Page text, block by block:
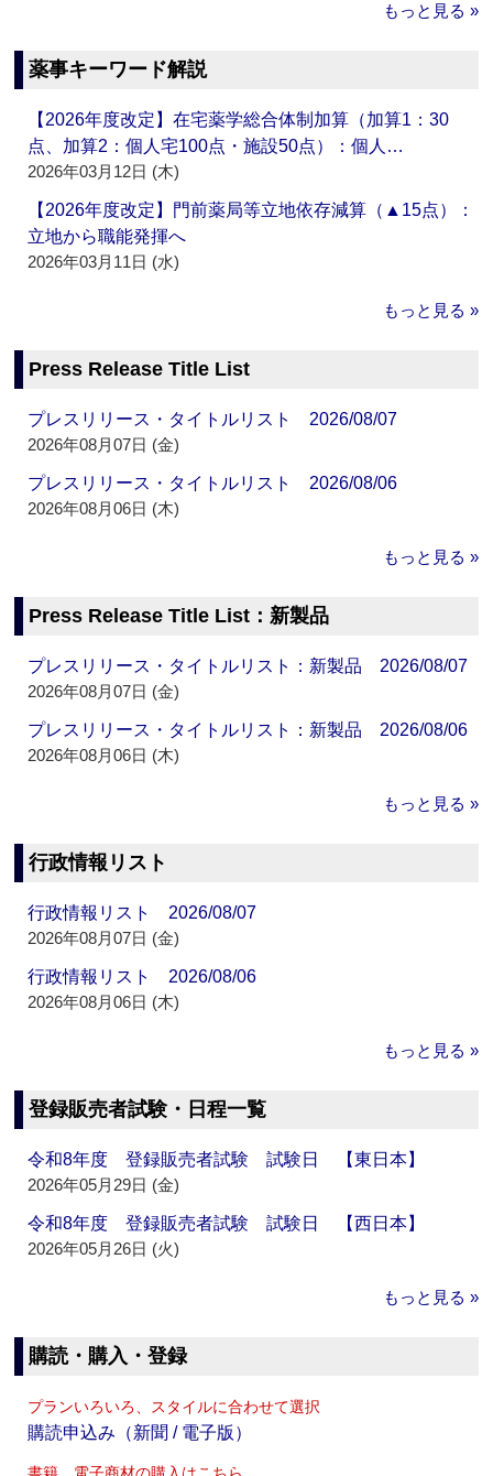
もっと見る »
薬事キーワード解説
【2026年度改定】在宅薬学総合体制加算（加算1：30
点、加算2：個人宅100点・施設50点）：個人…
2026年03月12日 (木)
【2026年度改定】門前薬局等立地依存減算（▲15点）：
立地から職能発揮へ
2026年03月11日 (水)
もっと見る »
Press Release Title List
プレスリリース・タイトルリスト 2026/08/07
2026年08月07日 (金)
プレスリリース・タイトルリスト 2026/08/06
2026年08月06日 (木)
もっと見る »
Press Release Title List：新製品
プレスリリース・タイトルリスト：新製品 2026/08/07
2026年08月07日 (金)
プレスリリース・タイトルリスト：新製品 2026/08/06
2026年08月06日 (木)
もっと見る »
行政情報リスト
行政情報リスト 2026/08/07
2026年08月07日 (金)
行政情報リスト 2026/08/06
2026年08月06日 (木)
もっと見る »
登録販売者試験・日程一覧
令和8年度 登録販売者試験 試験日 【東日本】
2026年05月29日 (金)
令和8年度 登録販売者試験 試験日 【西日本】
2026年05月26日 (火)
もっと見る »
購読・購入・登録
プランいろいろ、スタイルに合わせて選択
購読申込み（新聞 / 電子版）